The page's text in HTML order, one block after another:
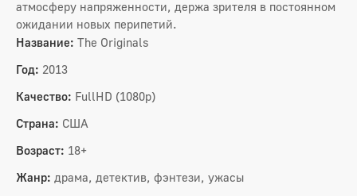
атмосферу напряженности, держа зрителя в постоянном
ожидании новых перипетий.
Название: The Originals
Год: 2013
Качество: FullHD (1080p)
Страна: США
Возраст: 18+
Жанр: драма, детектив, фэнтези, ужасы